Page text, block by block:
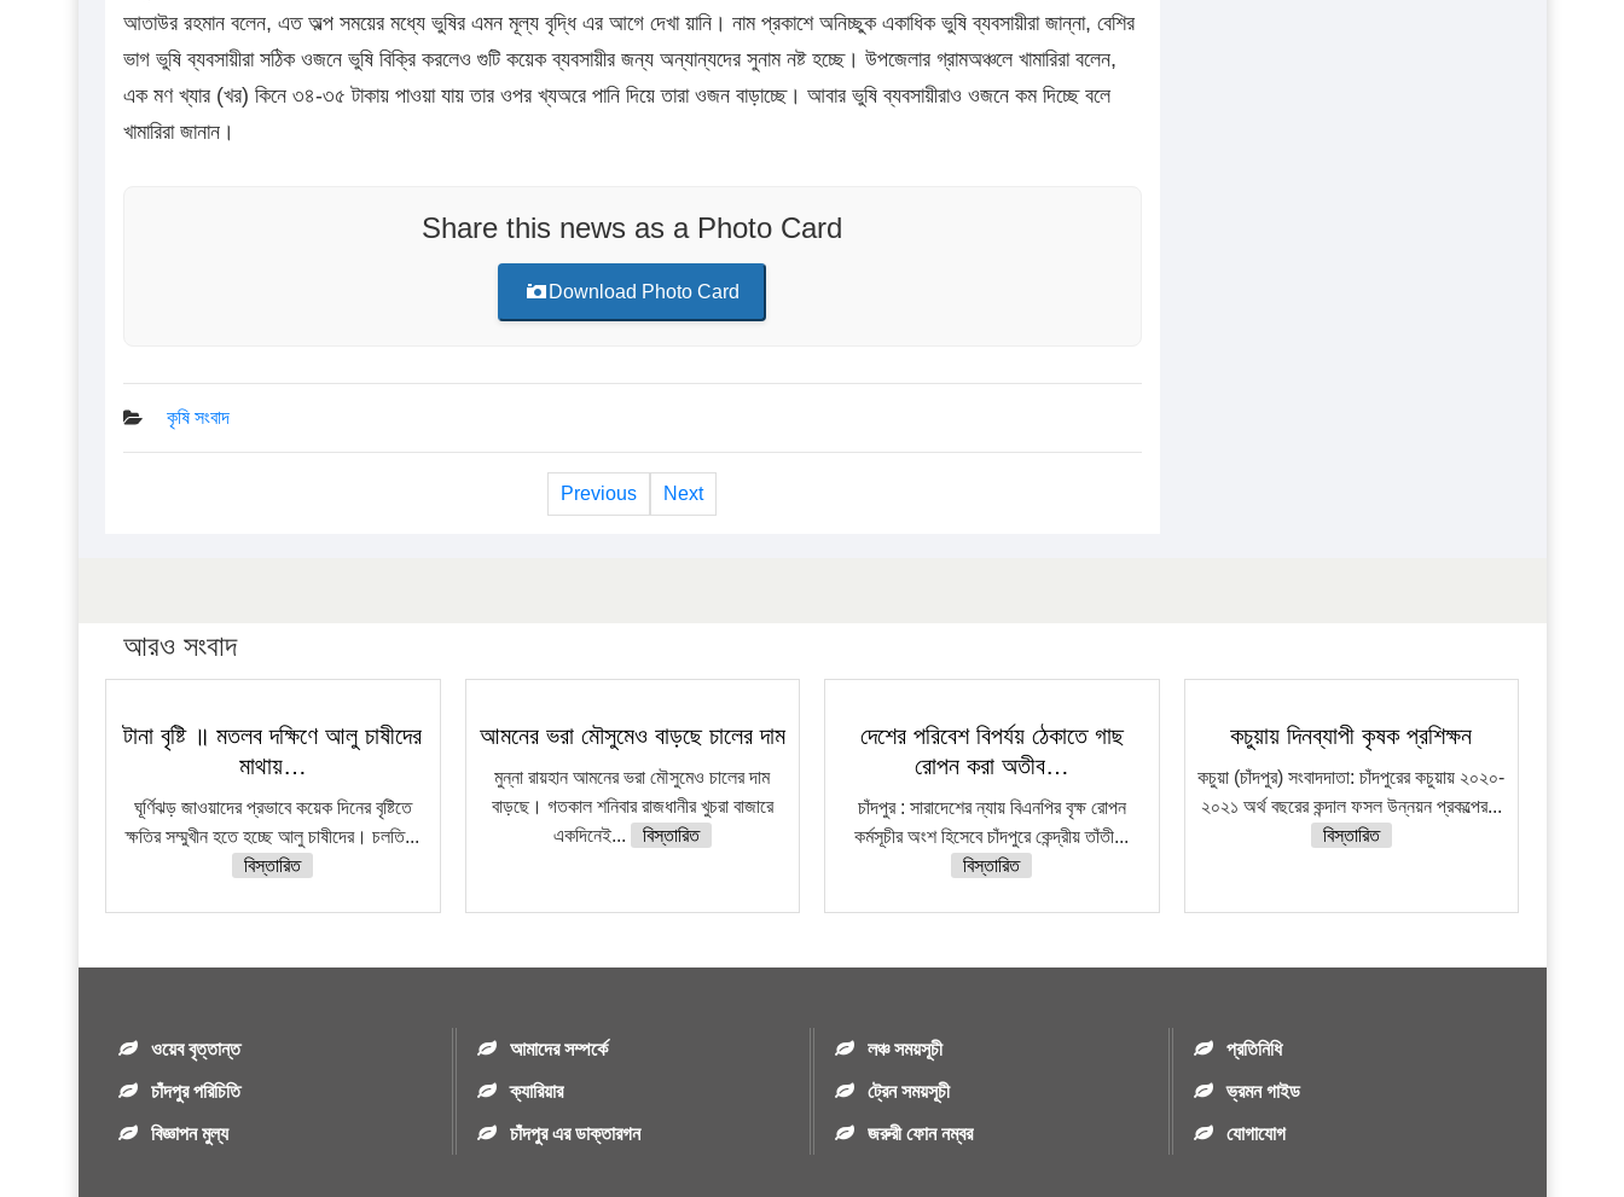
আতাউর রহমান বলেন, এত অল্প সময়ের মধ্যে ভুষির এমন মূল্য বৃদ্ধি এর আগে দেখা য়ানি। নাম প্রকাশে অনিচ্ছুক একাধিক ভুষি ব্যবসায়ীরা জান্না, বেশির
ভাগ ভুষি ব্যবসায়ীরা সঠিক ওজনে ভুষি বিক্রি করলেও গুটি কয়েক ব্যবসায়ীর জন্য অন্যান্যদের সুনাম নষ্ট হচ্ছে। উপজেলার গ্রামঅঞ্চলে খামারিরা বলেন,
এক মণ খ্যার (খর) কিনে ৩৪-৩৫ টাকায় পাওয়া যায় তার ওপর খ্যঅরে পানি দিয়ে তারা ওজন বাড়াচ্ছে। আবার ভুষি ব্যবসায়ীরাও ওজনে কম দিচ্ছে বলে
খামারিরা জানান।
Share this news as a Photo Card
Download Photo Card
কৃষি সংবাদ
Previous Next
আরও সংবাদ
টানা বৃষ্টি ॥ মতলব দক্ষিণে আলু চাষীদের
মাথায়…
ঘূর্ণিঝড় জাওয়াদের প্রভাবে কয়েক দিনের বৃষ্টিতে
ক্ষতির সম্মুখীন হতে হচ্ছে আলু চাষীদের। চলতি...
বিস্তারিত
আমনের ভরা মৌসুমেও বাড়ছে চালের দাম
মুন্না রায়হান আমনের ভরা মৌসুমেও চালের দাম
বাড়ছে। গতকাল শনিবার রাজধানীর খুচরা বাজারে
একদিনেই...
বিস্তারিত
দেশের পরিবেশ বিপর্যয় ঠেকাতে গাছ
রোপন করা অতীব…
চাঁদপুর : সারাদেশের ন্যায় বিএনপির বৃক্ষ রোপন
কর্মসূচীর অংশ হিসেবে চাঁদপুরে কেন্দ্রীয় তাঁতী...
বিস্তারিত
কচুয়ায় দিনব্যাপী কৃষক প্রশিক্ষন
কচুয়া (চাঁদপুর) সংবাদদাতা: চাঁদপুরের কচুয়ায় ২০২০-
২০২১ অর্থ বছরের কন্দাল ফসল উন্নয়ন প্রকল্পের...
বিস্তারিত
ওয়েব বৃত্তান্ত
চাঁদপুর পরিচিতি
বিজ্ঞাপন মুল্য
আমাদের সম্পর্কে
ক্যারিয়ার
চাঁদপুর এর ডাক্তারগন
লঞ্চ সময়সূচী
ট্রেন সময়সূচী
জরুরী ফোন নম্বর
প্রতিনিধি
ভ্রমন গাইড
যোগাযোগ